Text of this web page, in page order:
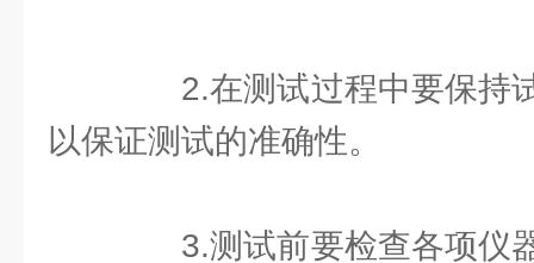
2.在测试过程中要保持
以保证测试的准确性。
3.测试前要检查各项仪